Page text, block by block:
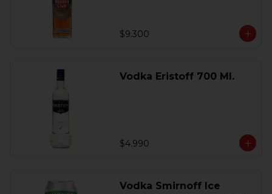
$9.300
Vodka Eristoff 700 Ml.
$4.990
Vodka Smirnoff Ice